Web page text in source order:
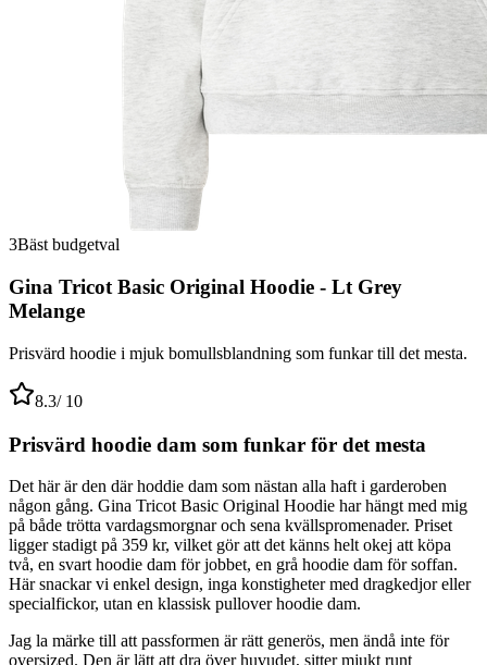
3Bäst budgetval
Gina Tricot Basic Original Hoodie - Lt Grey
Melange
Prisvärd hoodie i mjuk bomullsblandning som funkar till det mesta.
8.3/ 10
Prisvärd hoodie dam som funkar för det mesta
Det här är den där hoddie dam som nästan alla haft i garderoben
någon gång. Gina Tricot Basic Original Hoodie har hängt med mig
på både trötta vardagsmorgnar och sena kvällspromenader. Priset
ligger stadigt på 359 kr, vilket gör att det känns helt okej att köpa
två, en svart hoodie dam för jobbet, en grå hoodie dam för soffan.
Här snackar vi enkel design, inga konstigheter med dragkedjor eller
specialfickor, utan en klassisk pullover hoodie dam.
Jag la märke till att passformen är rätt generös, men ändå inte för
oversized. Den är lätt att dra över huvudet, sitter mjukt runt